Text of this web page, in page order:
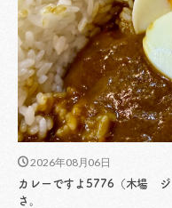
2026年08月06日
カレーですよ5776（木場 ジ
さ。